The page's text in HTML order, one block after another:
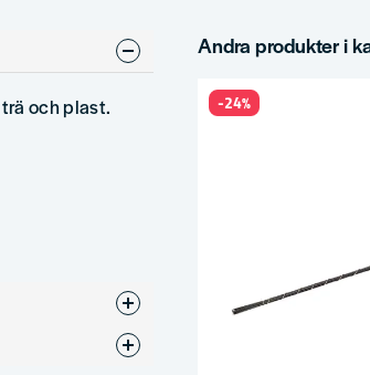
och plast.
Andra produkter i
-24%